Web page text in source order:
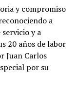
y compromiso
a
y a
20 años de labor
Juan Carlos
por su